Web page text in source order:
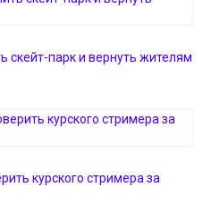
скейт-парк и вернуть жителям
курского стримера за